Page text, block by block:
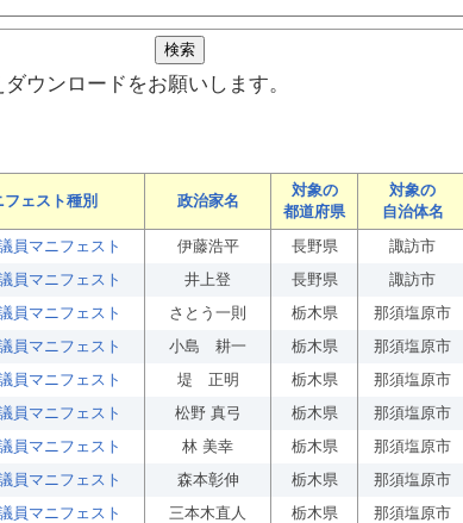
ウンロードをお願いします。
フェスト種別 政治家名
対象の
都道府県
対象の
自治体名
員マニフェスト 伊藤浩平 長野県 諏訪市
員マニフェスト 井上登 長野県 諏訪市
員マニフェスト さとう一則 栃木県 那須塩原市
員マニフェスト 小島 耕一 栃木県 那須塩原市
員マニフェスト 堤 正明 栃木県 那須塩原市
員マニフェスト 松野 真弓 栃木県 那須塩原市
員マニフェスト 林 美幸 栃木県 那須塩原市
員マニフェスト 森本彰伸 栃木県 那須塩原市
員マニフェスト 三本木直人 栃木県 那須塩原市